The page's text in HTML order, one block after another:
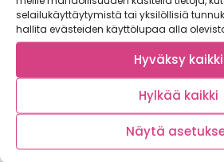
selailukäyttäytymistä tai yksilöllisiä
hallita evästeiden käyttölupaa alla
Hyväksy kaikki
Hylkää kaikki
Näytä
Tilaa